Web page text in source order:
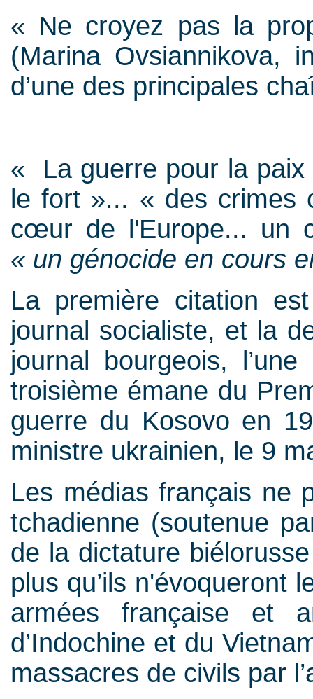
« Ne croyez pas la
(Marina Ovsiannikova,
d’une des principales
« La guerre pour la
le fort »... « des crimes
cœur de l'Europe... un
« un génocide en cours
La première citation
journal socialiste, et la
journal bourgeois,
troisième émane du
guerre du Kosovo en
ministre ukrainien, le 9
Les médias français ne
tchadienne (soutenue
de la dictature
plus qu’ils n'évoqueront
armées française et
d’Indochine et du
massacres de civils par